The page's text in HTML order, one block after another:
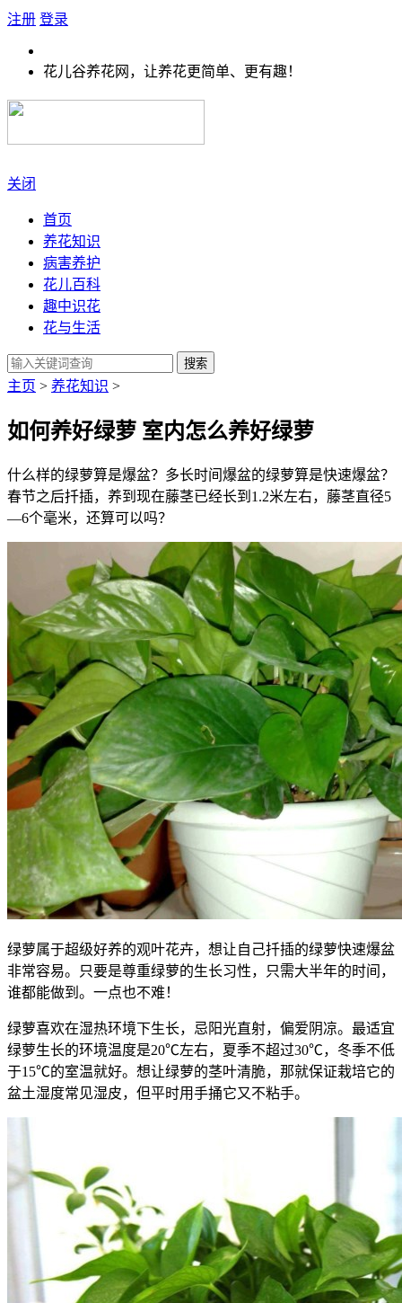
注册 登录
花儿谷养花网，让养花更简单、更有趣！
关闭
首页
养花知识
病害养护
花儿百科
趣中识花
花与生活
搜索
主页 > 养花知识 >
如何养好绿萝 室内怎么养好绿萝
什么样的绿萝算是爆盆？多长时间爆盆的绿萝算是快速爆盆？
春节之后扦插，养到现在藤茎已经长到1.2米左右，藤茎直径5
—6个毫米，还算可以吗？
绿萝属于超级好养的观叶花卉，想让自己扦插的绿萝快速爆盆
非常容易。只要是尊重绿萝的生长习性，只需大半年的时间，
谁都能做到。一点也不难！
绿萝喜欢在湿热环境下生长，忌阳光直射，偏爱阴凉。最适宜
绿萝生长的环境温度是20℃左右，夏季不超过30℃，冬季不低
于15℃的室温就好。想让绿萝的茎叶清脆，那就保证栽培它的
盆土湿度常见湿皮，但平时用手捅它又不粘手。